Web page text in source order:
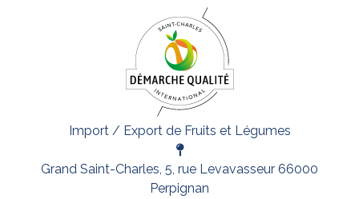
Import / Export de Fruits et Légumes
Grand Saint-Charles, 5, rue Levavasseur 66000
Perpignan